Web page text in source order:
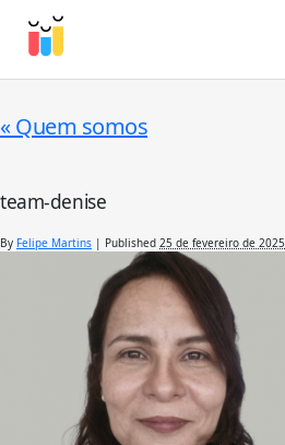
«Quem somos
team-denise
By Felipe Martins | Published 25 de fevereiro de 2025